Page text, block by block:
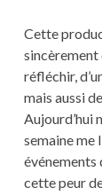
Cette
sincèrement
réfléchir,
mais aussi
Aujourd’hui
semaine me
cette peur